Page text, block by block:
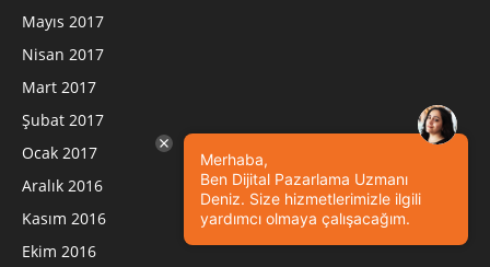
Mayıs 2017
Nisan 2017
Mart 2017
Şubat 2017
Ocak 2017
Aralık 2016
Kasım 2016
Ekim 2016
Merhaba,
Ben Dijital Pazarlama Uzmanı
Deniz. Size hizmetlerimizle ilgili
yardımcı olmaya çalışacağım.